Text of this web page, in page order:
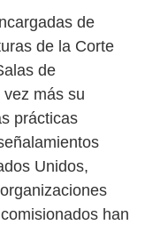
de
de la Corte
de
más su
prácticas
Unidos,
han